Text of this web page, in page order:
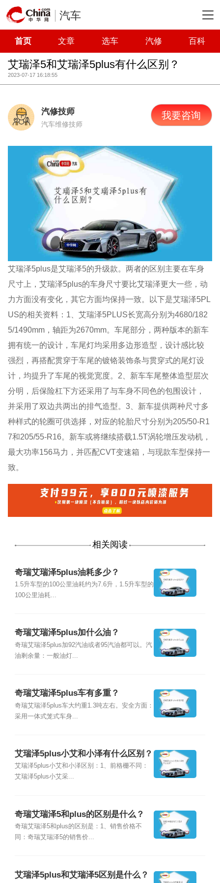
汽车
首页 文章 选车 汽修 百科
艾瑞泽5和艾瑞泽5plus有什么区别？
2023-07-17 16:18:55
汽修技师
汽车维修技师
我要咨询
艾瑞泽5plus是艾瑞泽5的升级款。两者的区别主要在车身
尺寸上，艾瑞泽5plus的车身尺寸要比艾瑞泽更大一些，动
力方面没有变化，其它方面均保持一致。以下是艾瑞泽5PL
US的相关资料：1、艾瑞泽5PLUS长宽高分别为4680/182
5/1490mm，轴距为2670mm。车尾部分，两种版本的新车
拥有统一的设计，车尾灯均采用多边形造型，设计感比较
强烈，再搭配贯穿于车尾的镀铬装饰条与贯穿式的尾灯设
计，均提升了车尾的视觉宽度。2、新车车尾整体造型层次
分明，后保险杠下方还采用了与车身不同色的包围设计，
并采用了双边共两出的排气造型。3、新车提供两种尺寸多
种样式的轮圈可供选择，对应的轮胎尺寸分别为205/50-R1
7和205/55-R16。新车或将继续搭载1.5T涡轮增压发动机，
最大功率156马力，并匹配CVT变速箱，与现款车型保持一
致。
相关阅读
奇瑞艾瑞泽5plus油耗多少？
1.5升车型的100公里油耗约为7.6升，1.5升车型的
100公里油耗...
奇瑞艾瑞泽5plus加什么油？
奇瑞艾瑞泽5plus加92汽油或者95汽油都可以。汽
油剩余量：一般油灯...
奇瑞艾瑞泽5plus车有多重？
奇瑞艾瑞泽5plus车大约重1.3吨左右。安全方面：
采用一体式笼式车身...
艾瑞泽5plus小艾和小泽有什么区别？
艾瑞泽5plus小艾和小泽区别：1、前格栅不同：
艾瑞泽5plus小艾采...
奇瑞艾瑞泽5和plus的区别是什么？
奇瑞艾瑞泽5和plus的区别是：1、销售价格不
同：奇瑞艾瑞泽5的销售价...
艾瑞泽5plus和艾瑞泽5区别是什么？